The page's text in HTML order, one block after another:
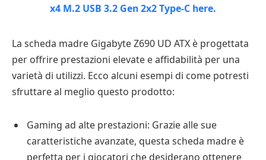
La scheda madre Gigabyte Z690 UD ATX è progettata
per offrire prestazioni elevate e affidabilità per una
varietà di utilizzi. Ecco alcuni esempi di come potresti
sfruttare al meglio questo prodotto:
Gaming ad alte prestazioni: Grazie alle sue
caratteristiche avanzate, questa scheda madre è
perfetta per i giocatori che desiderano ottenere